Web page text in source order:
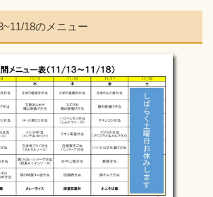
18のメニュー